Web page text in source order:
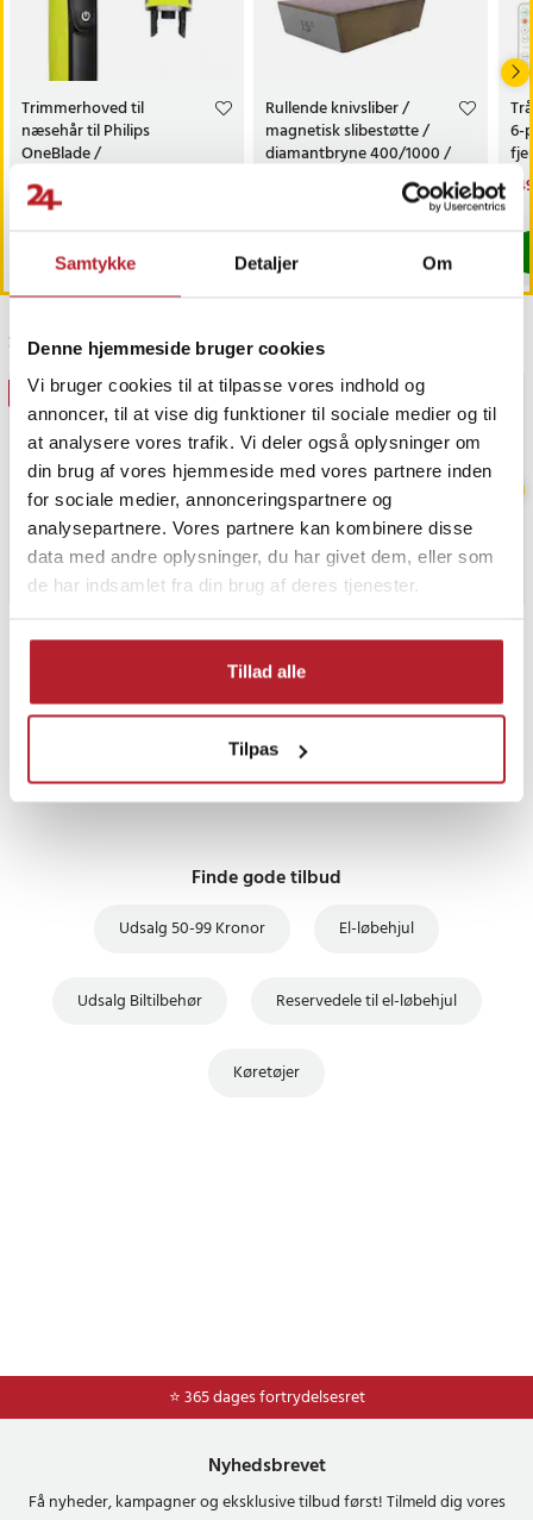
Samtykke Detaljer Om
Denne hjemmeside bruger cookies
Vi bruger cookies til at tilpasse vores indhold og
annoncer, til at vise dig funktioner til sociale medier og til
at analysere vores trafik. Vi deler også oplysninger om
din brug af vores hjemmeside med vores partnere inden
for sociale medier, annonceringspartnere og
analysepartnere. Vores partnere kan kombinere disse
data med andre oplysninger, du har givet dem, eller som
de har indsamlet fra din brug af deres tjenester.
Tillad alle
Tilpas
Trimmerhoved til
næsehår til Philips
OneBlade /
næsehårstrimmer /
næsetrimmerhoved
Pris:
69 kr.
Findes på lager, Leveres i løbet af 1-2 hverdage
Rullende knivsliber /
magnetisk slibestøtte /
diamantbryne 400/1000 /
Kommer 2026-08-14
6-
Sidst besøgt
GAVEIDÉ
Finde gode tilbud
Udsalg 50-99 Kronor El-løbehjul
Udsalg Biltilbehør Reservedele til el-løbehjul
Køretøjer
⭐ 365 dages fortrydelsesret
Nyhedsbrevet
Få nyheder, kampagner og eksklusive tilbud først! Tilmeld dig vores